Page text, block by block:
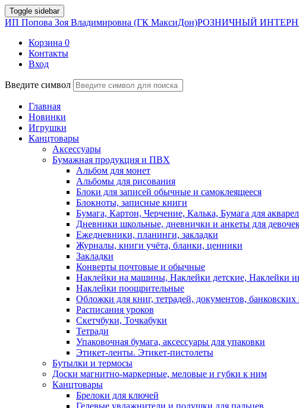
Toggle sidebar
ИП Попова Зоя Владимировна (ГК МаксиДон)РОЗНИЧНЫЙ
Корзина 0
Контакты
Вход
Введите символ
Главная
Новинки
Игрушки
Канцтовары
Аксессуары
Бумажная продукция и ПВХ
Альбом для монет
Альбомы для рисования
Блоки для записей обычные и самоклеящееся
Блокноты, записные книги
Бумага, Картон, Черчение, Калька, Бумага для
Дневники школьные, дневнички и анкеты для
Ежедневники, планинги, закладки
Журналы, книги учёта, бланки, ценники
Закладки
Конверты почтовые и обычные
Наклейки на машины, Наклейки детские, Наклейки
Наклейки поощрительные
Обложки для книг, тетрадей, документов, банковских
Расписания уроков
Скетчбуки, Точкабуки
Тетради
Упаковочная бумага, аксессуары для упаковки
Этикет-ленты. Этикет-пистолеты
Бутылки и термосы
Доски магнитно-маркерные, меловые и губки к ним
Канцтовары
Брелоки для ключей
Гелевые увлажнители и подушки для пальцев